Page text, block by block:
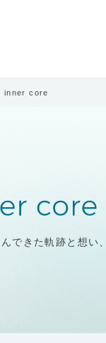
inner core
できた軌跡と想い